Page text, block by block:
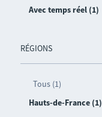
Avec temps réel (1)
RÉGIONS
Tous (1)
Hauts-de-France (1)